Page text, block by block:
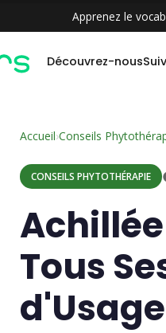
Apprenez le
Découvrez-nous
Accueil›Conseils
CONSEILS PHYTOTHÉRAPIE
Tous
d'Usage